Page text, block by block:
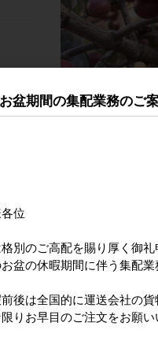
)
お盆期間の集配業務のご
位
別のご高配を賜り厚く御礼
盆の休暇期間に伴う集配
後は全国的に運送会社の貨
りお早目のご注文をお願い